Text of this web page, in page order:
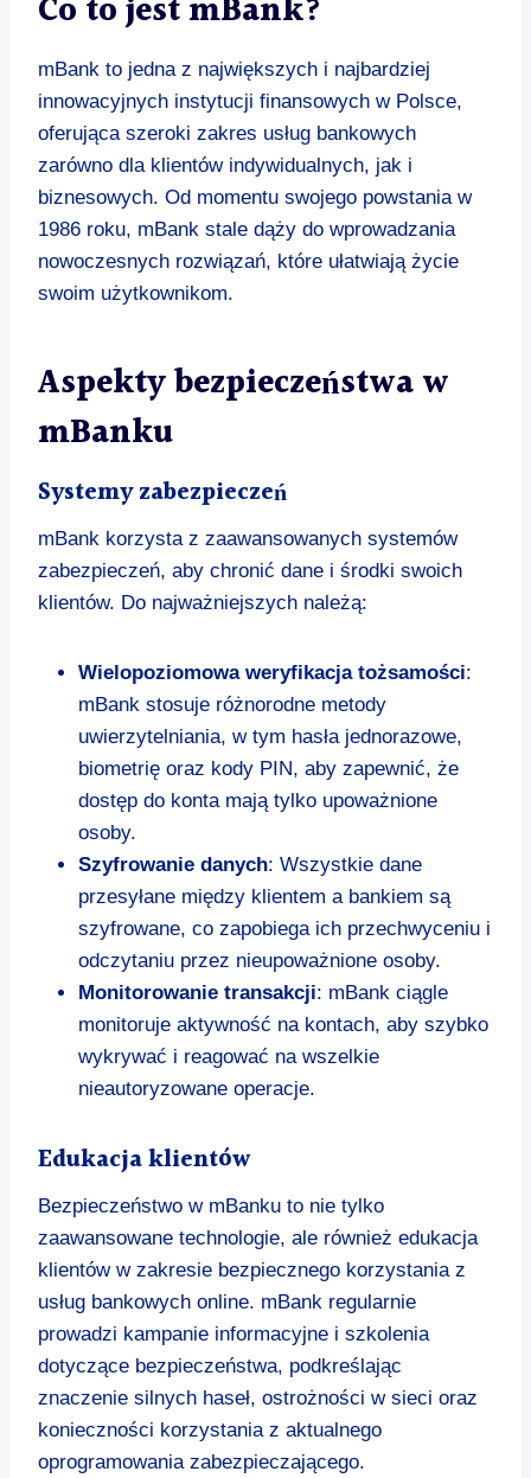
Co to jest mBank?
mBank to jedna z największych i najbardziej
innowacyjnych instytucji finansowych w Polsce,
oferująca szeroki zakres usług bankowych
zarówno dla klientów indywidualnych, jak i
biznesowych. Od momentu swojego powstania w
1986 roku, mBank stale dąży do wprowadzania
nowoczesnych rozwiązań, które ułatwiają życie
swoim użytkownikom.
Aspekty bezpieczeństwa w
mBanku
Systemy zabezpieczeń
mBank korzysta z zaawansowanych systemów
zabezpieczeń, aby chronić dane i środki swoich
klientów. Do najważniejszych należą:
Wielopoziomowa weryfikacja tożsamości:
mBank stosuje różnorodne metody
uwierzytelniania, w tym hasła jednorazowe,
biometrię oraz kody PIN, aby zapewnić, że
dostęp do konta mają tylko upoważnione
osoby.
Szyfrowanie danych: Wszystkie dane
przesyłane między klientem a bankiem są
szyfrowane, co zapobiega ich przechwyceniu i
odczytaniu przez nieupoważnione osoby.
Monitorowanie transakcji: mBank ciągle
monitoruje aktywność na kontach, aby szybko
wykrywać i reagować na wszelkie
nieautoryzowane operacje.
Edukacja klientów
Bezpieczeństwo w mBanku to nie tylko
zaawansowane technologie, ale również edukacja
klientów w zakresie bezpiecznego korzystania z
usług bankowych online. mBank regularnie
prowadzi kampanie informacyjne i szkolenia
dotyczące bezpieczeństwa, podkreślając
znaczenie silnych haseł, ostrożności w sieci oraz
konieczności korzystania z aktualnego
oprogramowania zabezpieczającego.